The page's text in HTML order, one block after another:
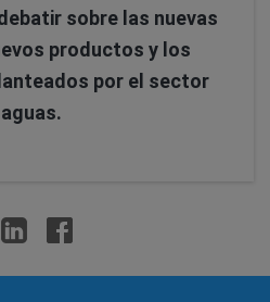
sobre las nuevas
productos y los
por el sector